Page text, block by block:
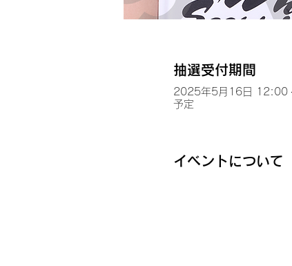
抽選受付期間
2025年5月16日 12:00
予定
イベントについて